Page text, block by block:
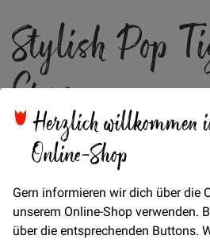
Herzlich willkommen
Online-Shop
Gern informieren wir dich über die
unserem Online-Shop verwenden.
über die entsprechenden Buttons.
der
Bildgalerie
springen
Stylish Pop
Creme
Auf Lager
Artikel